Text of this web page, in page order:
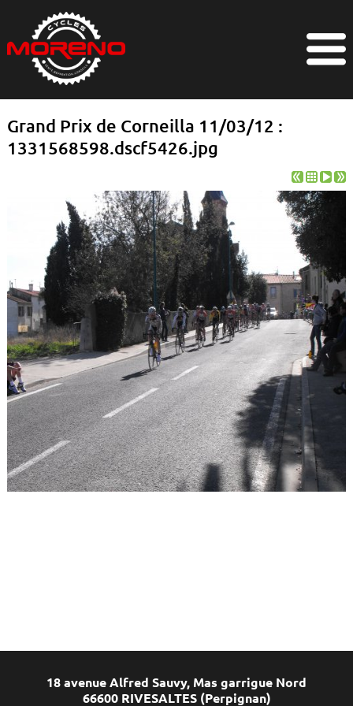
Grand Prix de Corneilla 11/03/12 :
1331568598.dscf5426.jpg
18 avenue Alfred Sauvy, Mas garrigue Nord
66600 RIVESALTES (Perpignan)